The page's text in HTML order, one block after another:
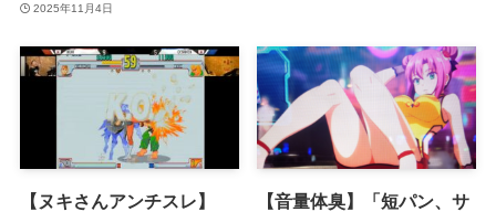
2025年11月4日
【ヌキさんアンチスレ】
【音量体臭】「短パン、サ